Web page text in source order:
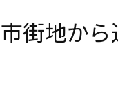
市街地か